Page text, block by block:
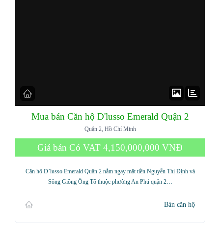
Mua bán Căn hộ D'lusso Emerald Quận 2
Quận 2, Hồ Chí Minh
Giá bán Có VAT 4,150,000,000 VNĐ
Căn hộ D’lusso Emerald Quận 2 nằm ngay mặt tiền Nguyễn Thị Định và
Sông Giồng Ông Tố thuộc phường An Phú quận 2…
Bán căn hộ